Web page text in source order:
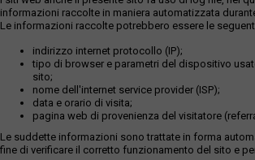
informazioni raccolte in maniera automatizzata
Le informazioni raccolte potrebbero essere le
indirizzo internet protocollo (IP);
tipo di browser e parametri del dispositivo
sito;
nome dell'internet service provider (ISP);
data e orario di visita;
pagina web di provenienza del visitatore
Le suddette informazioni sono trattate in forma
fine di verificare il corretto funzionamento del sito e